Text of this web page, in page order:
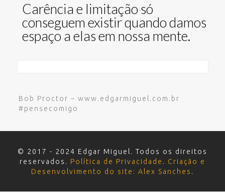
Carência e limitação só
conseguem existir quando damos
espaço a elas em nossa mente.
Bob Proctor – www.edgarmiguel.com.br
#pensecomigo
© 2017 - 2024 Edgar Miguel. Todos os direitos
reservados. Política de Privacidade . Criação e
Desenvolvimento do site: Alex Sanches .